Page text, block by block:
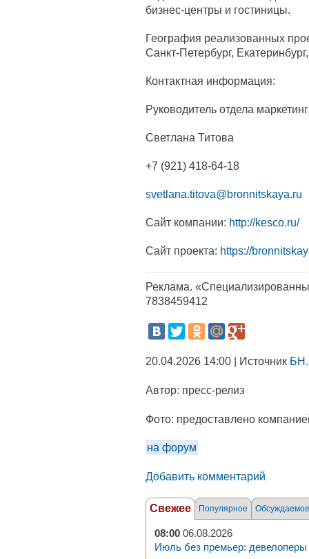
бизнес‑центры и гостиницы.
География реализованных
Санкт‑Петербург,
Контактная информация:
Руководитель отдела
Светлана Титова
+7 (921) 418-64-18
svetlana.titova@bronnitskaya.ru
Сайт компании: http://kesco.ru/
Сайт проекта: https://
Реклама.
7838459412
20.04.2026 14:00 | Источник
Автор: пресс-релиз
Фото: предоставлено
на форум
Добавить комментарий
Свежее Популярное Обсуждаемое
08:00 06.08.2026
Июль без премьер: девелоперы